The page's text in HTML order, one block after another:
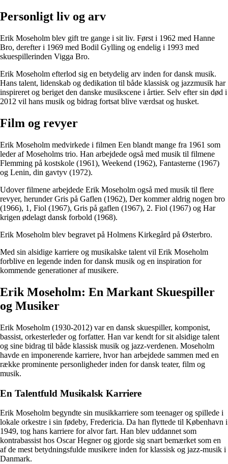
Personligt liv og arv
Erik Moseholm blev gift tre gange i sit liv. Først i 1962 med Hanne
Bro, derefter i 1969 med Bodil Gylling og endelig i 1993 med
skuespillerinden Vigga Bro.
Erik Moseholm efterlod sig en betydelig arv inden for dansk musik.
Hans talent, lidenskab og dedikation til både klassisk og jazzmusik har
inspireret og beriget den danske musikscene i årtier. Selv efter sin død i
2012 vil hans musik og bidrag fortsat blive værdsat og husket.
Film og revyer
Erik Moseholm medvirkede i filmen Een blandt mange fra 1961 som
leder af Moseholms trio. Han arbejdede også med musik til filmene
Flemming på kostskole (1961), Weekend (1962), Fantasterne (1967)
og Lenin, din gavtyv (1972).
Udover filmene arbejdede Erik Moseholm også med musik til flere
revyer, herunder Gris på Gaflen (1962), Der kommer aldrig nogen bro
(1966), 1, Fiol (1967), Gris på gaflen (1967), 2. Fiol (1967) og Har
krigen ødelagt dansk forbold (1968).
Erik Moseholm blev begravet på Holmens Kirkegård på Østerbro.
Med sin alsidige karriere og musikalske talent vil Erik Moseholm
forblive en legende inden for dansk musik og en inspiration for
kommende generationer af musikere.
Erik Moseholm: En Markant Skuespiller
og Musiker
Erik Moseholm (1930-2012) var en dansk skuespiller, komponist,
bassist, orkesterleder og forfatter. Han var kendt for sit alsidige talent
og sine bidrag til både klassisk musik og jazz-verdenen. Moseholm
havde en imponerende karriere, hvor han arbejdede sammen med en
række prominente personligheder inden for dansk teater, film og
musik.
En Talentfuld Musikalsk Karriere
Erik Moseholm begyndte sin musikkarriere som teenager og spillede i
lokale orkestre i sin fødeby, Fredericia. Da han flyttede til København i
1949, tog hans karriere for alvor fart. Han blev uddannet som
kontrabassist hos Oscar Hegner og gjorde sig snart bemærket som en
af de mest betydningsfulde musikere inden for klassisk og jazz-musik i
Danmark.